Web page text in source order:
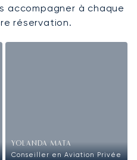
accompagner à chaque
réservation.
YOLANDA MATA
Conseiller en Aviation Privée